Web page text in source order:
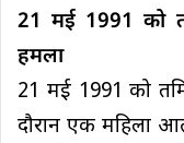
21 मई 1991 को
हमला
21 मई 1991 को
दौरान एक महिला